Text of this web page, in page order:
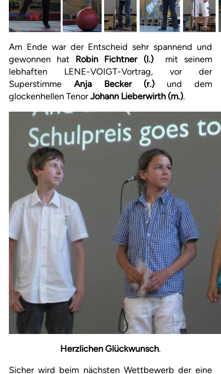
Am Ende war der Entscheid sehr spannend und
gewonnen hat Robin Fichtner (l.) mit seinem
lebhaften LENE-VOIGT-Vortrag, vor der
Superstimme Anja Becker (r.) und dem
glockenhellen TenorJohann Lieberwirth (m.).
Herzlichen Glückwunsch.
Sicher wird beim nächsten Wettbewerb der eine